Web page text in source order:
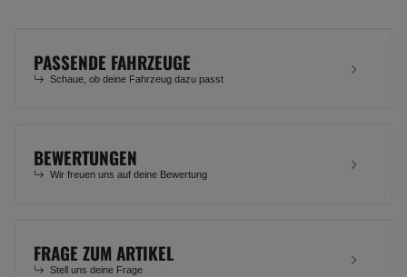
PASSENDE FAHRZEUGE
Schaue, ob deine Fahrzeug dazu passt
BEWERTUNGEN
Wir freuen uns auf deine Bewertung
FRAGE ZUM ARTIKEL
Stell uns deine Frage